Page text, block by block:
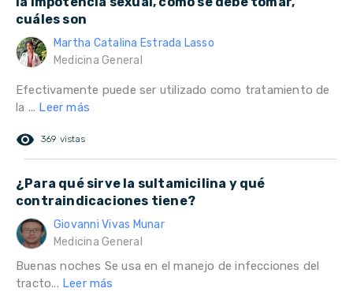
cuáles son
Martha Catalina Estrada Lasso
Medicina General
Efectivamente puede ser utilizado como tratamiento de
la ... Leer más
remove_red_eye 369 vistas
¿Para qué sirve la sultamicilina y qué
contraindicaciones tiene?
Giovanni Vivas Munar
Medicina General
Buenas noches Se usa en el manejo de infecciones del
tracto... Leer más